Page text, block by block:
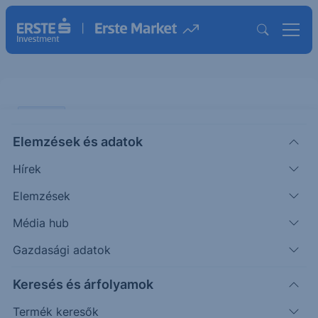
Elemzések és adatok
Hírek
Elemzések
Média hub
Gazdasági adatok
Keresés és árfolyamok
Termék keresők
alján az S&P500
Az S&P 500 index egy emelkedő
trendcsatornában halad felfelé. Jelenleg az